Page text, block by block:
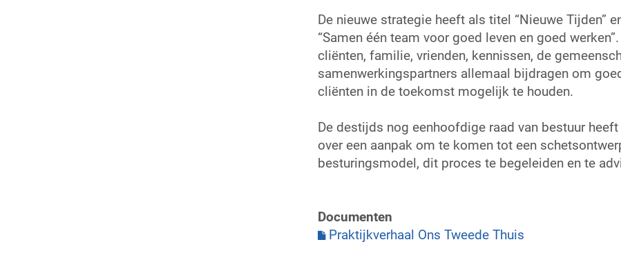
De nieuwe strategie heeft als titel “Nieuwe Tijden”
“Samen één team voor goed leven en goed
cliënten, familie, vrienden, kennissen, de
samenwerkingspartners allemaal bijdragen om
cliënten in de toekomst mogelijk te houden.
De destijds nog eenhoofdige raad van bestuur
over een aanpak om te komen tot een
besturingsmodel, dit proces te begeleiden en te
Documenten
Praktijkverhaal Ons Tweede Thuis